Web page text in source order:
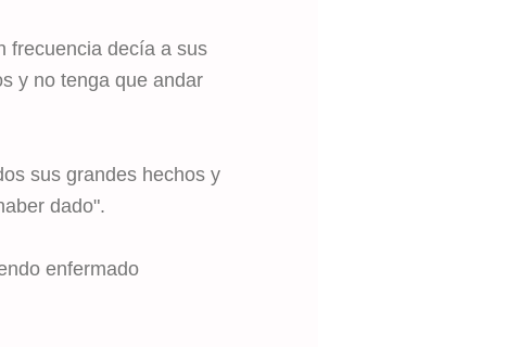
frecuencia decía a sus
y no tenga que andar
sus grandes hechos y
dado".
enfermado